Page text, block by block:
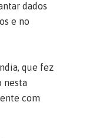
dados
e no
que fez
nesta
com